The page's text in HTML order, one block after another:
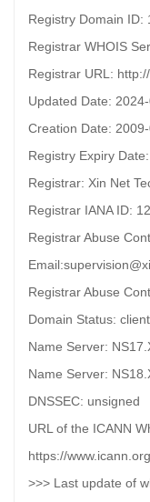
Registry Domain ID:
Registrar WHOIS
Registrar URL:
Updated Date:
Creation Date:
Registry Expiry
Registrar: Xin Net
Registrar IANA ID:
Registrar Abuse
Registrar Abuse
Domain Status:
Name Server:
Name Server:
DNSSEC: unsigned
URL of the ICANN
https://
>>> Last update of